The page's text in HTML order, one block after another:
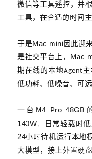
微信等工具遥控，并
工具，在合适的时间
于是Mac mini 因此迎
是社交平台上， Mac
期在线的本地Agent
低功耗、低噪音、可
一台 M4 Pro 48GB
140W，日常轻载时
24小时待机运行本地
大模型，接上外置硬